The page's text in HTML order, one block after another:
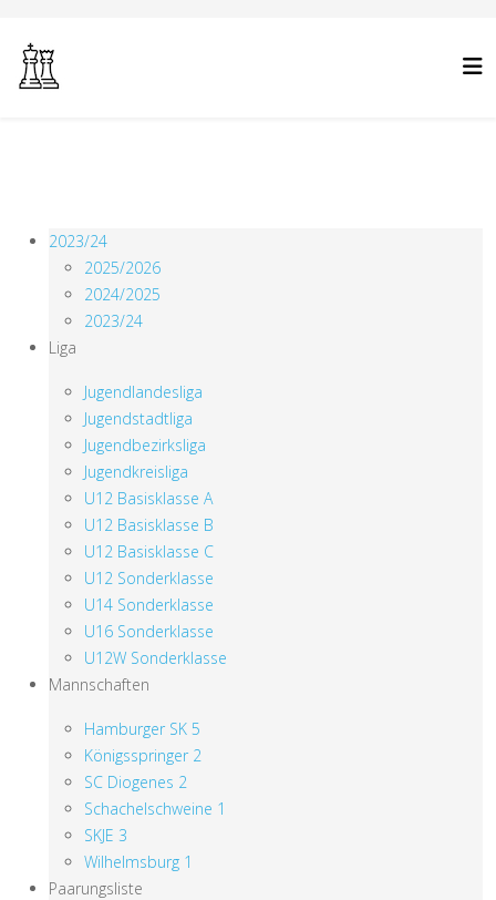
2023/24
2025/2026
2024/2025
2023/24
Liga
Jugendlandesliga
Jugendstadtliga
Jugendbezirksliga
Jugendkreisliga
U12 Basisklasse A
U12 Basisklasse B
U12 Basisklasse C
U12 Sonderklasse
U14 Sonderklasse
U16 Sonderklasse
U12W Sonderklasse
Mannschaften
Hamburger SK 5
Königsspringer 2
SC Diogenes 2
Schachelschweine 1
SKJE 3
Wilhelmsburg 1
Paarungsliste